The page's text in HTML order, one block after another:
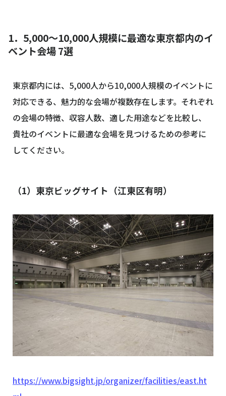
1．5,000〜10,000人規模に最適な東京都内のイ
ベント会場 7選
東京都内には、5,000人から10,000人規模のイベントに
対応できる、魅力的な会場が複数存在します。それぞれ
の会場の特徴、収容人数、適した用途などを比較し、
貴社のイベントに最適な会場を見つけるための参考に
してください。
（1）東京ビッグサイト（江東区有明）
https://www.bigsight.jp/organizer/facilities/east.ht